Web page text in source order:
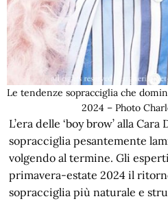
Le tendenze sopracciglia che
2024 – Photo
L’era delle ‘boy brow’ alla
sopracciglia pesantemente
volgendo al termine. Gli
primavera-estate 2024 il
sopracciglia più naturale e